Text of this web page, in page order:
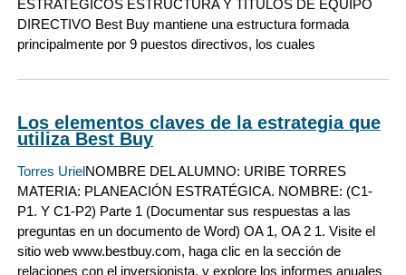
ESTRATÉGICOS ESTRUCTURA Y TÍTULOS DE EQUIPO
DIRECTIVO Best Buy mantiene una estructura formada
principalmente por 9 puestos directivos, los cuales
Los elementos claves de la estrategia que
utiliza Best Buy
Torres UrielNOMBRE DEL ALUMNO: URIBE TORRES
MATERIA: PLANEACIÓN ESTRATÉGICA. NOMBRE: (C1-
P1. Y C1-P2) Parte 1 (Documentar sus respuestas a las
preguntas en un documento de Word) OA 1, OA 2 1. Visite el
sitio web www.bestbuy.com, haga clic en la sección de
relaciones con el inversionista, y explore los informes anuales